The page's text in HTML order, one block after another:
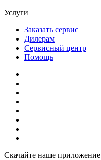
Услуги
Заказать сервис
Дилерам
Сервисный центр
Помощь
Скачайте наше приложение